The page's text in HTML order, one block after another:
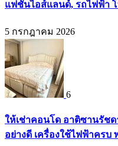
แฟชั่นไอส์แลนด์, รถไฟฟ้า โ
5 กรกฎาคม 2026
6
ให้เช่าคอนโด อาติซานรัชด
อย่างดี เครื่องใช้ไฟฟ้าครบ